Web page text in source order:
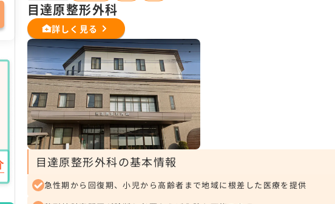
目達原整形外科
詳しく見る
目達原整形外科の基本情報
急性期から回復期、小児から高齢者まで地域に根差した医療を提供